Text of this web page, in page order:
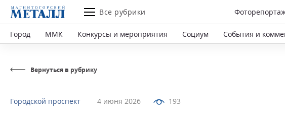
Все рубрики
Город ММК Конкурсы и мероприятия Социум События и
Вернуться в рубрику
Городской проспект 4 июня 2026 193